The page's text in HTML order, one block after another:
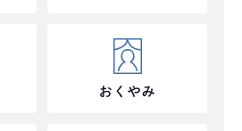
おくやみ